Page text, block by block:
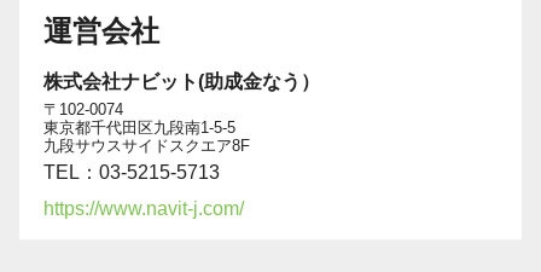
運営会社
株式会社ナビット(助成金なう）
〒102-0074
東京都千代田区九段南1-5-5
九段サウスサイドスクエア8F
TEL：03-5215-5713
https://www.navit-j.com/